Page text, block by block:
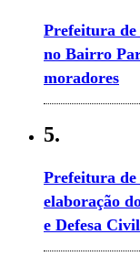
Prefeitura de
no Bairro
moradores
5.
Prefeitura de
elaboração
e Defesa Civil